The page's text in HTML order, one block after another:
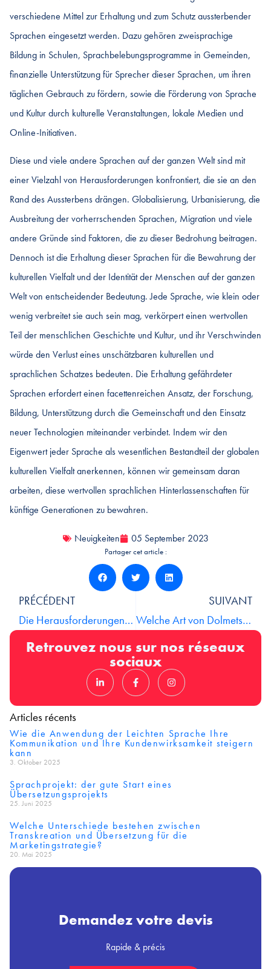
verschiedene Mittel zur Erhaltung und zum Schutz aussterbender
Sprachen eingesetzt werden. Dazu gehören zweisprachige
Bildung in Schulen, Sprachbelebungsprogramme in Gemeinden,
finanzielle Unterstützung für Sprecher dieser Sprachen, um ihren
täglichen Gebrauch zu fördern, sowie die Förderung von Sprache
und Kultur durch kulturelle Veranstaltungen, lokale Medien und
Online-Initiativen.
Diese und viele andere Sprachen auf der ganzen Welt sind mit
einer Vielzahl von Herausforderungen konfrontiert, die sie an den
Rand des Aussterbens drängen. Globalisierung, Urbanisierung, die
Ausbreitung der vorherrschenden Sprachen, Migration und viele
andere Gründe sind Faktoren, die zu dieser Bedrohung beitragen.
Dennoch ist die Erhaltung dieser Sprachen für die Bewahrung der
kulturellen Vielfalt und der Identität der Menschen auf der ganzen
Welt von entscheidender Bedeutung. Jede Sprache, wie klein oder
wenig verbreitet sie auch sein mag, verkörpert einen wertvollen
Teil der menschlichen Geschichte und Kultur, und ihr Verschwinden
würde den Verlust eines unschätzbaren kulturellen und
sprachlichen Schatzes bedeuten. Die Erhaltung gefährdeter
Sprachen erfordert einen facettenreichen Ansatz, der Forschung,
Bildung, Unterstützung durch die Gemeinschaft und den Einsatz
neuer Technologien miteinander verbindet. Indem wir den
Eigenwert jeder Sprache als wesentlichen Bestandteil der globalen
kulturellen Vielfalt anerkennen, können wir gemeinsam daran
arbeiten, diese wertvollen sprachlichen Hinterlassenschaften für
künftige Generationen zu bewahren.
Neuigkeiten 05 September 2023
Partager cet article :
PRÉCÉDENT
Die Herausforderungen unserer Übersetzer
SUIVANT
Welche Art von Dolmetschen sollte man wählen?
Retrouvez nous sur nos réseaux
sociaux
Articles récents
Wie die Anwendung der Leichten Sprache Ihre
Kommunikation und Ihre Kundenwirksamkeit steigern
kann
3. Oktober 2025
Sprachprojekt: der gute Start eines
Übersetzungsprojekts
25. Juni 2025
Welche Unterschiede bestehen zwischen
Transkreation und Übersetzung für die
Marketingstrategie?
20. Mai 2025
Demandez votre devis
Rapide & précis